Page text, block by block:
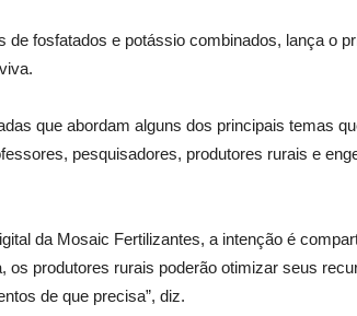
fosfatados e potássio combinados, lança o
que abordam alguns dos principais temas
pesquisadores, produtores rurais e
da Mosaic Fertilizantes, a intenção é
produtores rurais poderão otimizar seus
de que precisa”, diz.